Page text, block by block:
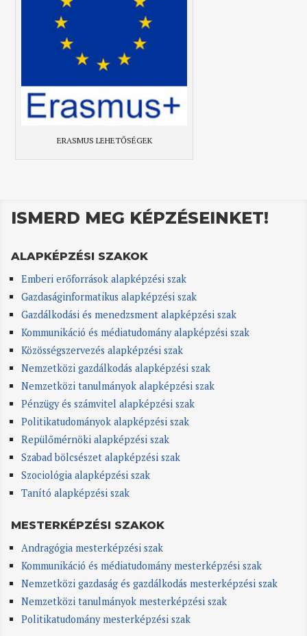
ERASMUS LEHETŐSÉGEK
ISMERD MEG KÉPZÉSEINKET!
ALAPKÉPZÉSI SZAKOK
Emberi erőforrások alapképzési szak
Gazdaságinformatikus alapképzési szak
Gazdálkodási és menedzsment alapképzési szak
Kommunikáció és médiatudomány alapképzési szak
Közösségszervezés alapképzési szak
Nemzetközi gazdálkodás alapképzési szak
Nemzetközi tanulmányok alapképzési szak
Pénzügy és számvitel alapképzési szak
Politikatudományok alapképzési szak
Repülőmérnöki alapképzési szak
Szabad bölcsészet alapképzési szak
Szociológia alapképzési szak
Tanító alapképzési szak
MESTERKÉPZÉSI SZAKOK
Andragógia mesterképzési szak
Kommunikáció és médiatudomány mesterképzési szak
Nemzetközi gazdaság és gazdálkodás mesterképzési szak
Nemzetközi tanulmányok mesterképzési szak
Politikatudomány mesterképzési szak